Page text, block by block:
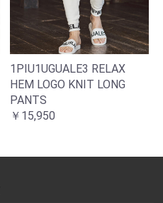
1PIU1UGUALE3 RELAX
HEM LOGO KNIT LONG
PANTS
￥15,950